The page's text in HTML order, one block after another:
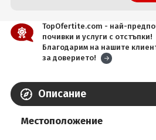
TopOfertite.com - най-
почивки и услуги с отстъпки!
Благодарим на нашите
за доверието!
Описание
Местоположение